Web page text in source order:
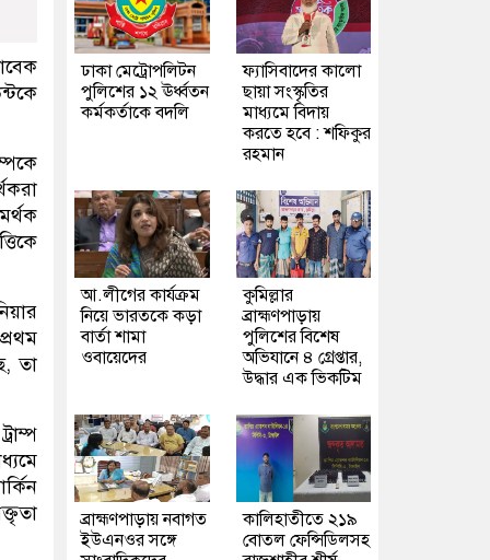
তা
ঢাকা মেট্রোপলিটন
পুলিশের ১২ ঊর্ধ্বতন
কর্মকর্তাকে বদলি
ফ্যাসিবাদের কালো
ছায়া সংস্কৃতির
মাধ্যমে বিদায়
করতে হবে : শফিকুর
রহমান
আ.লীগের কার্যক্রম
নিয়ে ভারতকে কড়া
বার্তা শামা
ওবায়েদের
কুমিল্লার
ব্রাহ্মণপাড়ায়
পুলিশের বিশেষ
অভিযানে ৪ গ্রেপ্তার,
উদ্ধার এক ভিকটিম
ব্রাহ্মণপাড়ায় নবাগত
ইউএনওর সঙ্গে
কালিহাতীতে ২১৯
বোতল ফেন্সিডিলসহ